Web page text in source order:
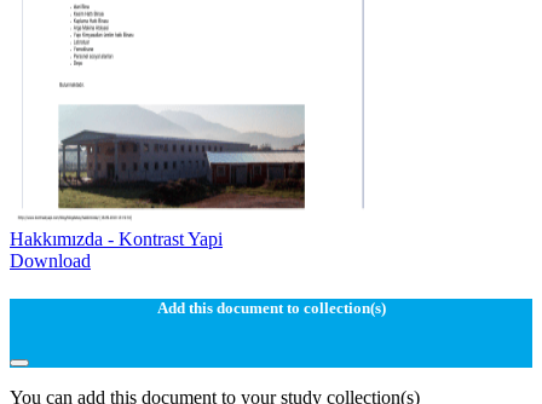
Hakkımızda - Kontrast Yapi
Download
Add this document to collection(s)
You can add this document to your study collection(s)